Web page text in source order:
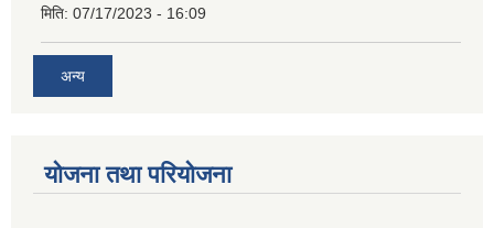
मिति: 07/17/2023 - 16:09
अन्य
योजना तथा परियोजना